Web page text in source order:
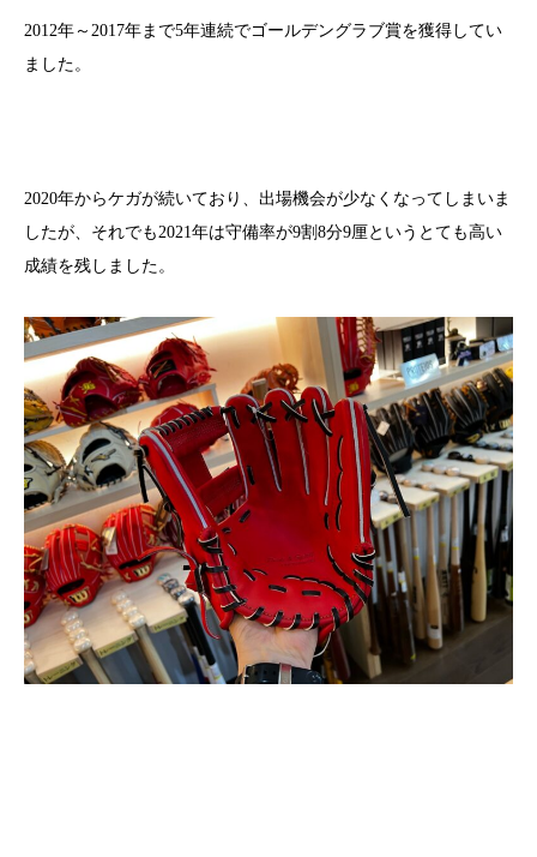
2012年～2017年まで5年連続でゴールデングラブ賞を獲得してい
ました。
2020年からケガが続いており、出場機会が少なくなってしまいま
したが、それでも2021年は守備率が9割8分9厘というとても高い
成績を残しました。